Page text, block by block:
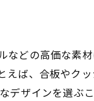
などの高価な素
えば、合板やクッ
ザインを選ぶこ